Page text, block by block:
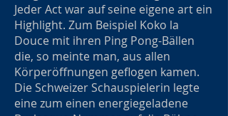
Jeder Act war auf seine eigene art ein
Highlight. Zum Beispiel Koko la
Douce mit ihren Ping Pong-Bällen
die, so meinte man, aus allen
Körperöffnungen geflogen kamen.
Die Schweizer Schauspielerin legte
eine zum einen energiegeladene